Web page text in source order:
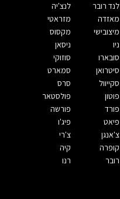
לנד רובר
לנצ'יה
מאזדה
מזראטי
מיצובישי
מקסוס
ניו
ניסאן
סובארו
סוזוקי
סיטרואן
סמארט
סקייוול
סרס
פוטון
פולסטאר
פורד
פורשה
פיאט
פיג'ו
צ'אנגן
צ'רי
קופרה
קיה
רובר
רנו